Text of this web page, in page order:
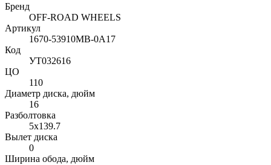
Бренд
OFF-ROAD WHEELS
Артикул
1670-53910MB-0A17
Код
УТ032616
ЦО
110
Диаметр диска, дюйм
16
Разболтовка
5x139.7
Вылет диска
0
Ширина обода, дюйм